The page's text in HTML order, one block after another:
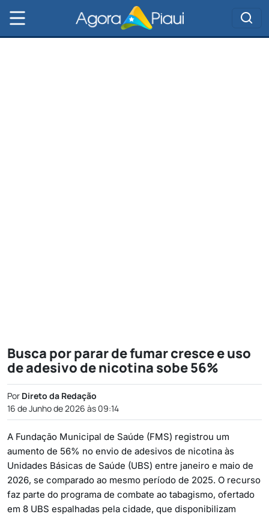
Busca por parar de fumar cresce e uso
de adesivo de nicotina sobe 56%
Por Direto da Redação
16 de Junho de 2026 às 09:14
A Fundação Municipal de Saúde (FMS) registrou um
aumento de 56% no envio de adesivos de nicotina às
Unidades Básicas de Saúde (UBS) entre janeiro e maio de
2026, se comparado ao mesmo período de 2025. O recurso
faz parte do programa de combate ao tabagismo, ofertado
em 8 UBS espalhadas pela cidade, que disponibilizam